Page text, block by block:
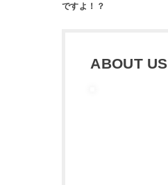
ですよ！？
ABOUT US